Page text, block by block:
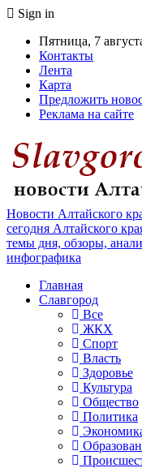
Sign in
Пятница, 7
Контакты
Лента
Карта
Предложить
Реклама на сайте
Новости Алтайского
сегодня Алтайского
темы дня, обзоры,
инфографика
Главная
Славгород
Все
ЖКХ
Спорт
Власть
Здоровье
Культура
Общество
Политика